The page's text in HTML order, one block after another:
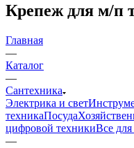
Крепеж для м/п
Главная
—
Каталог
—
Сантехника
Электрика и свет
техникаПосуда
цифровой техникиВсе для
—